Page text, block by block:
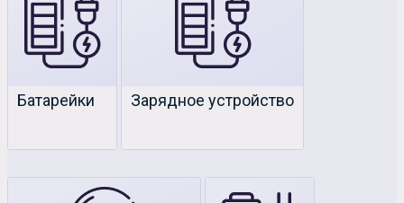
Покупай больше - плати меньше!
Батарейки Зарядное устройство